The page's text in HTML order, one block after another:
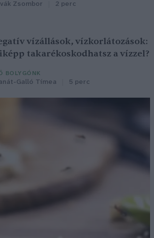
Zsombor 2 perc
vízállások, vízkorlátozások:
takarékoskodhatsz a vízzel?
BOLYGÓNK
Galló Tímea 5 perc